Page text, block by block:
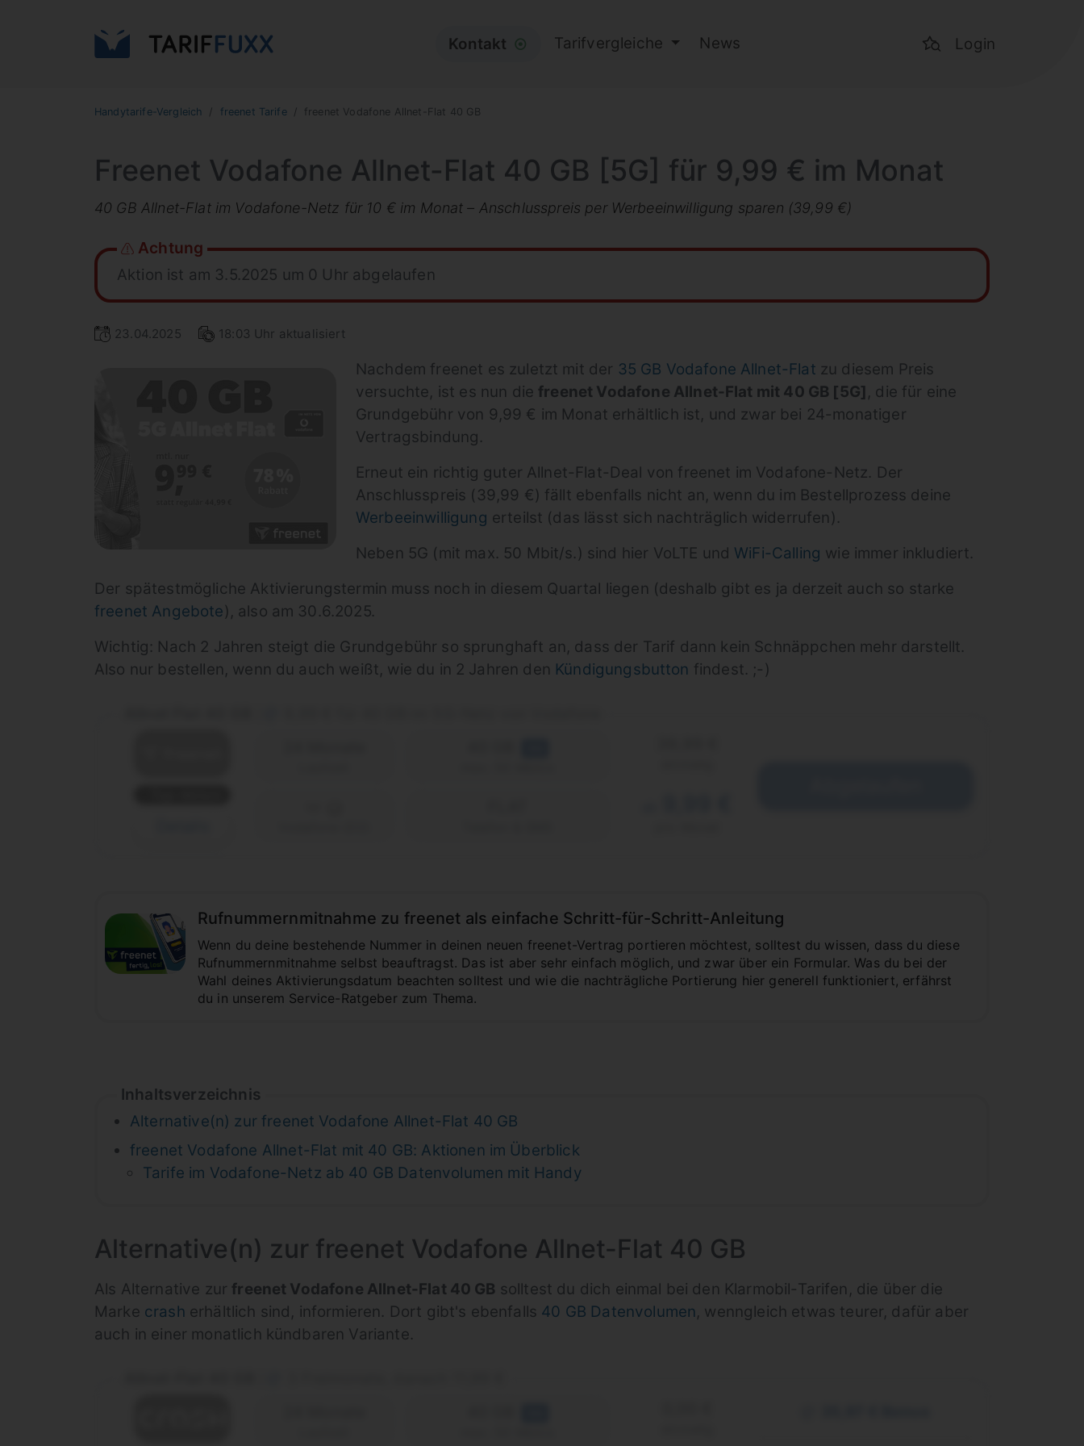
Kontakt ⦿ Tarifvergleiche News Login
Handytarife-Vergleich freenet Tarife freenet Vodafone Allnet-Flat 40 GB
Freenet Vodafone Allnet-Flat 40 GB [5G] für 9,99 € im Monat
40 GB Allnet-Flat im Vodafone-Netz für 10 € im Monat – Anschlusspreis per Werbeeinwilligung sparen (39,99 €)
Achtung
Aktion ist am 3.5.2025 um 0 Uhr abgelaufen
23.04.2025 18:03 Uhr aktualisiert
Nachdem freenet es zuletzt mit der 35 GB Vodafone Allnet-Flat zu diesem Preis
versuchte, ist es nun die freenet Vodafone Allnet-Flat mit 40 GB [5G] , die für eine
Grundgebühr von 9,99 € im Monat erhältlich ist, und zwar bei 24-monatiger
Vertragsbindung.
Erneut ein richtig guter Allnet-Flat-Deal von freenet im Vodafone-Netz. Der
Anschlusspreis (39,99 €) fällt ebenfalls nicht an, wenn du im Bestellprozess deine
Werbeeinwilligung erteilst (das lässt sich nachträglich widerrufen).
Neben 5G (mit max. 50 Mbit/s.) sind hier VoLTE und WiFi-Calling wie immer inkludiert.
Der spätestmögliche Aktivierungstermin muss noch in diesem Quartal liegen (deshalb gibt es ja derzeit auch so starke
freenet Angebote), also am 30.6.2025.
Wichtig: Nach 2 Jahren steigt die Grundgebühr so sprunghaft an, dass der Tarif dann kein Schnäppchen mehr darstellt.
Also nur bestellen, wenn du auch weißt, wie du in 2 Jahren den Kündigungsbutton findest. ;-)
Rufnummernmitnahme zu freenet als einfache Schritt-für-Schritt-Anleitung
Wenn du deine bestehende Nummer in deinen neuen freenet-Vertrag portieren möchtest, solltest du wissen, dass du diese
Rufnummernmitnahme selbst beauftragst. Das ist aber sehr einfach möglich, und zwar über ein Formular. Was du bei der
Wahl deines Aktivierungsdatum beachten solltest und wie die nachträgliche Portierung hier generell funktioniert, erfährst
du in unserem Service-Ratgeber zum Thema.
Inhaltsverzeichnis
Alternative(n) zur freenet Vodafone Allnet-Flat 40 GB
freenet Vodafone Allnet-Flat mit 40 GB: Aktionen im Überblick
Tarife im Vodafone-Netz ab 40 GB Datenvolumen mit Handy
Alternative(n) zur freenet Vodafone Allnet-Flat 40 GB
Als Alternative zur freenet Vodafone Allnet-Flat 40 GB solltest du dich einmal bei den Klarmobil-Tarifen, die über die
Marke crash erhältlich sind, informieren. Dort gibt's ebenfalls 40 GB Datenvolumen, wenngleich etwas teurer, dafür aber
auch in einer monatlich kündbaren Variante.